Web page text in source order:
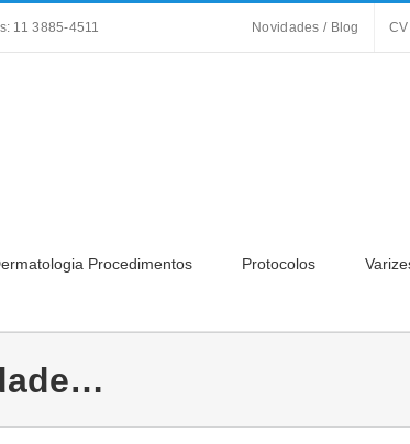
11 3885-4511 Novidades / Blog CV
Procedimentos Protocolos